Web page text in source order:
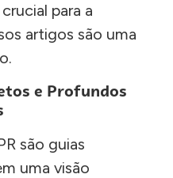
para a
artigos são uma
e Profundos
são guias
uma visão